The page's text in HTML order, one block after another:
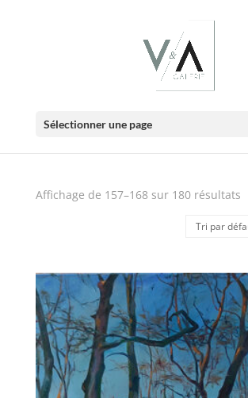
Sélectionner une page
E-Boutique
Affichage de 157–168 sur 180 résultats